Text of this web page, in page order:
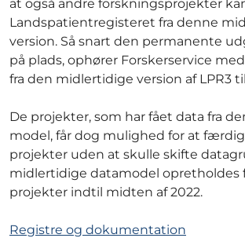
at også andre forskningsprojekter
Landspatientregisteret fra denne
version. Så snart den permanente
på plads, ophører Forskerservice
fra den midlertidige version af LPR3
De projekter, som har fået data fra
model, får dog mulighed for at
projekter uden at skulle skifte
midlertidige datamodel opretholdes
projekter indtil midten af 2022.
Registre og dokumentation